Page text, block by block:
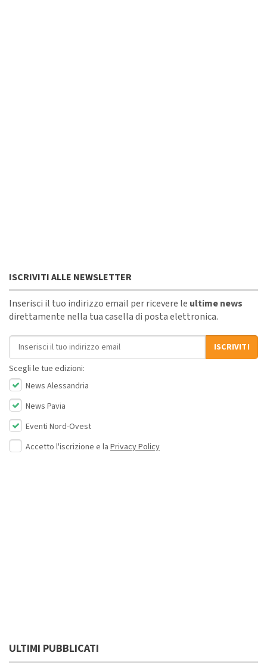
ISCRIVITI ALLE NEWSLETTER
Inserisci il tuo indirizzo email per ricevere le ultime news
direttamente nella tua casella di posta elettronica.
Indirizzo email
ISCRIVITI
Scegli le tue edizioni:
News Alessandria
News Pavia
Eventi Nord-Ovest
Accetto l'iscrizione e la Privacy Policy
ULTIMI PUBBLICATI